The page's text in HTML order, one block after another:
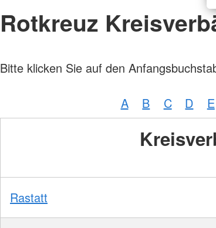
Rotkreuz
Bitte klicken Sie auf den
A B C D E
Rastatt